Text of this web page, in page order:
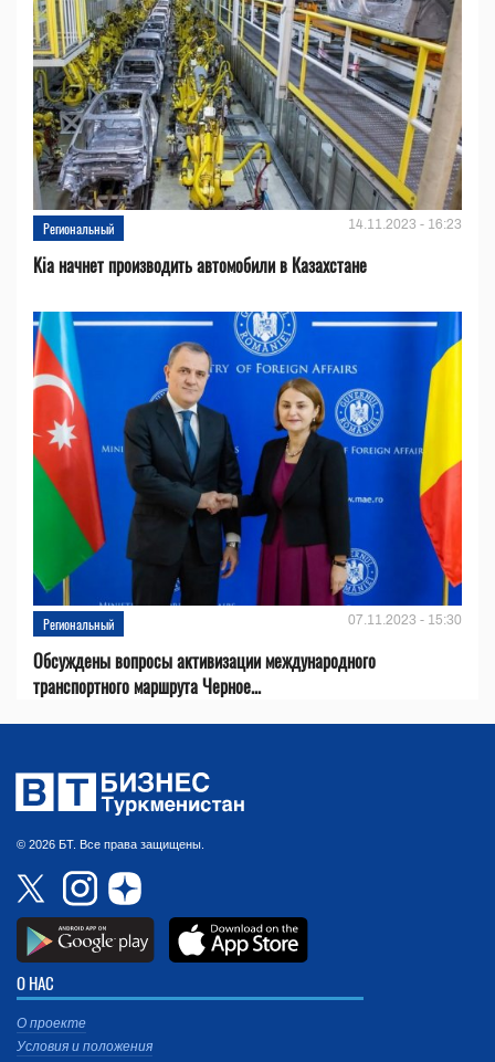
Региональный 14.11.2023 - 16:23
Kia начнет производить автомобили в Казахстане
Региональный 07.11.2023 - 15:30
Обсуждены вопросы активизации международного
транспортного маршрута Черное...
© 2026 БТ. Все права защищены.
О НАС
О проекте
Условия и положения